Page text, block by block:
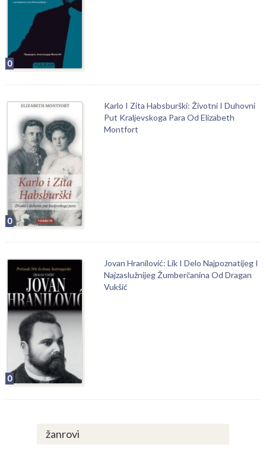
0
0
Karlo I Zita Habsburški: Životni I Duhovni
Put Kraljevskoga Para Od Elizabeth
Montfort
0
Jovan Hranilović: Lik I Delo Najpoznatijeg I
Najzaslužnijeg Žumberčanina Od Dragan
Vukšić
žanrovi